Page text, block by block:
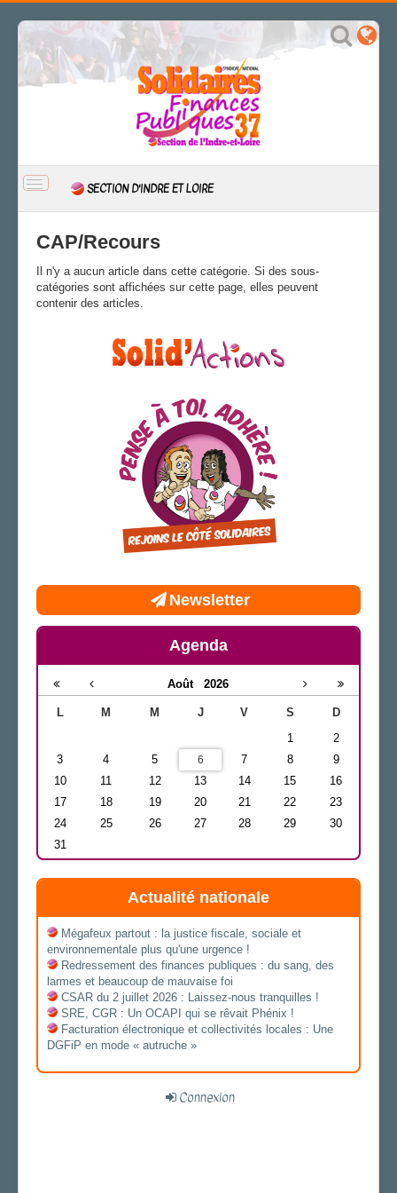
BASCULER
NAVIGATION
SECTION D'INDRE ET LOIRE
CSAL
CAP/Recours
Action sociale
CAP/Recours
Il n'y a aucun article dans cette catégorie. Si des sous-
catégories sont affichées sur cette page, elles peuvent
contenir des articles.
Newsletter
Agenda
Août 2026
L M M J V S
D
1
2
3
4 5 6 7 8
9
10
11 12 13 14 15
16
17
18 19 20 21 22
23
24
25 26 27 28 29
30
31
Actualité nationale
Mégafeux partout : la justice fiscale, sociale et
environnementale plus qu'une urgence !
Redressement des finances publiques : du sang, des
larmes et beaucoup de mauvaise foi
CSAR du 2 juillet 2026 : Laissez-nous tranquilles !
SRE, CGR : Un OCAPI qui se rêvait Phénix !
Facturation électronique et collectivités locales : Une
DGFiP en mode « autruche »
Connexion